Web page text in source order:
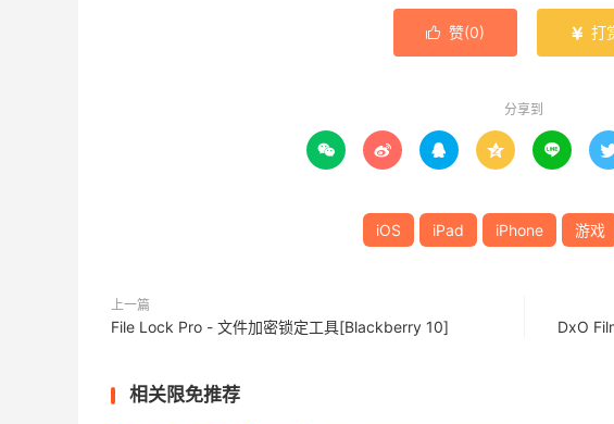
 赞(0)  打
分享到
    
iOS iPad iPhone 游戏
上一篇
File Lock Pro - 文件加密锁定工具[Blackberry 10] DxO
相关限免推荐